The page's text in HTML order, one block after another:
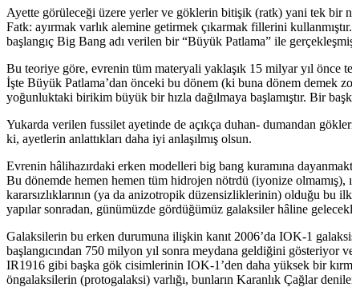
Ayette görüleceği üzere yerler ve göklerin bitişik (ratk) yani tek bir
Fatk: ayırmak varlık alemine getirmek çıkarmak fillerini
başlangıç Big Bang adı verilen bir “Büyük Patlama” ile
Bu teoriye göre, evrenin tüm materyali yaklaşık 15 milyar yıl önce
İşte Büyük Patlama’dan önceki bu dönem (ki buna dönem demek
yoğunluktaki birikim büyük bir hızla dağılmaya başlamıştır. Bir
Yukarda verilen fussilet ayetinde de açıkça duhan- dumandan
ki, ayetlerin anlattıkları daha iyi anlaşılmış olsun.
Evrenin hâlihazırdaki erken modelleri big bang kuramına
Bu dönemde hemen hemen tüm hidrojen nötrdü (iyonize olmamış),
kararsızlıklarının (ya da anizotropik düzensizliklerinin) olduğu bu
yapılar sonradan, günümüzde gördüğümüz galaksiler hâline
Galaksilerin bu erken durumuna ilişkin kanıt 2006’da IOK-1
başlangıcından 750 milyon yıl sonra meydana geldiğini
IR1916 gibi başka gök cisimlerinin IOK-1’den daha yüksek bir
öngalaksilerin (protogalaksi) varlığı, bunların Karanlık Çağlar